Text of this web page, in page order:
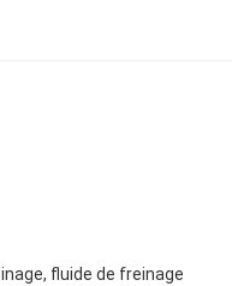
fluide de freinage